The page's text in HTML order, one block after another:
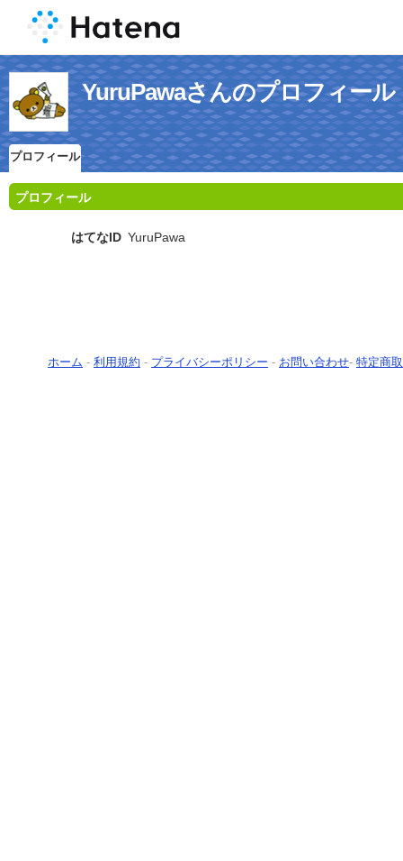
YuruPawaさんのプロフィール
プロフィール
プロフィール
はてなID YuruPawa
ホーム - 利用規約 - プライバシーポリシー - お問い合わせ- 特定商